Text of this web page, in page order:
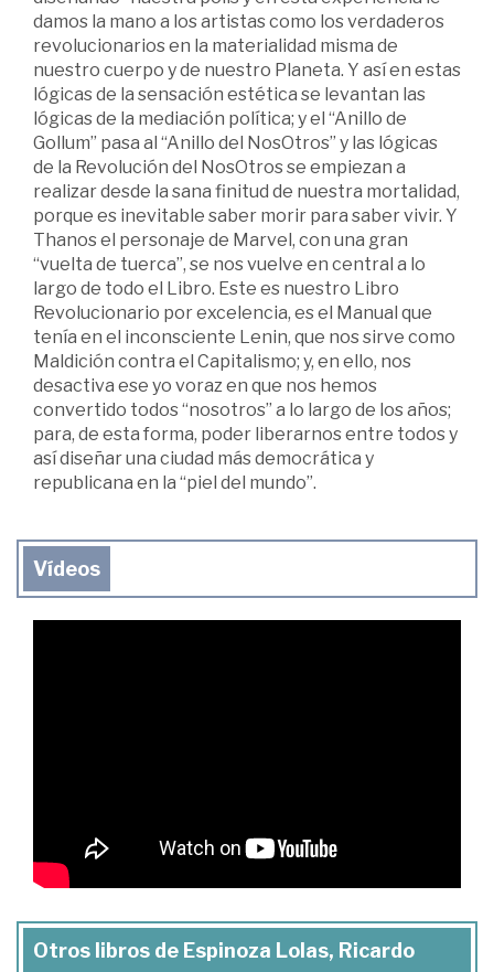
damos la mano a los artistas como los verdaderos
revolucionarios en la materialidad misma de
nuestro cuerpo y de nuestro Planeta. Y así en estas
lógicas de la sensación estética se levantan las
lógicas de la mediación política; y el “Anillo de
Gollum” pasa al “Anillo del NosOtros” y las lógicas
de la Revolución del NosOtros se empiezan a
realizar desde la sana finitud de nuestra mortalidad,
porque es inevitable saber morir para saber vivir. Y
Thanos el personaje de Marvel, con una gran
“vuelta de tuerca”, se nos vuelve en central a lo
largo de todo el Libro. Este es nuestro Libro
Revolucionario por excelencia, es el Manual que
tenía en el inconsciente Lenin, que nos sirve como
Maldición contra el Capitalismo; y, en ello, nos
desactiva ese yo voraz en que nos hemos
convertido todos “nosotros” a lo largo de los años;
para, de esta forma, poder liberarnos entre todos y
así diseñar una ciudad más democrática y
republicana en la “piel del mundo”.
Vídeos
Otros libros de Espinoza Lolas, Ricardo